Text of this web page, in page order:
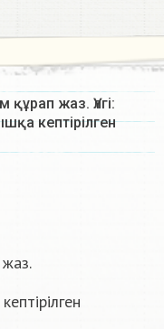
құрап жаз. Үлгі:
кептірілген